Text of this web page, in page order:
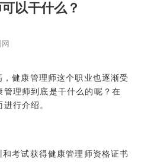
以干什么？
健康管理师这个职业也逐渐受
理师到底是干什么的呢？在
行介绍。
考试获得健康管理师资格证书